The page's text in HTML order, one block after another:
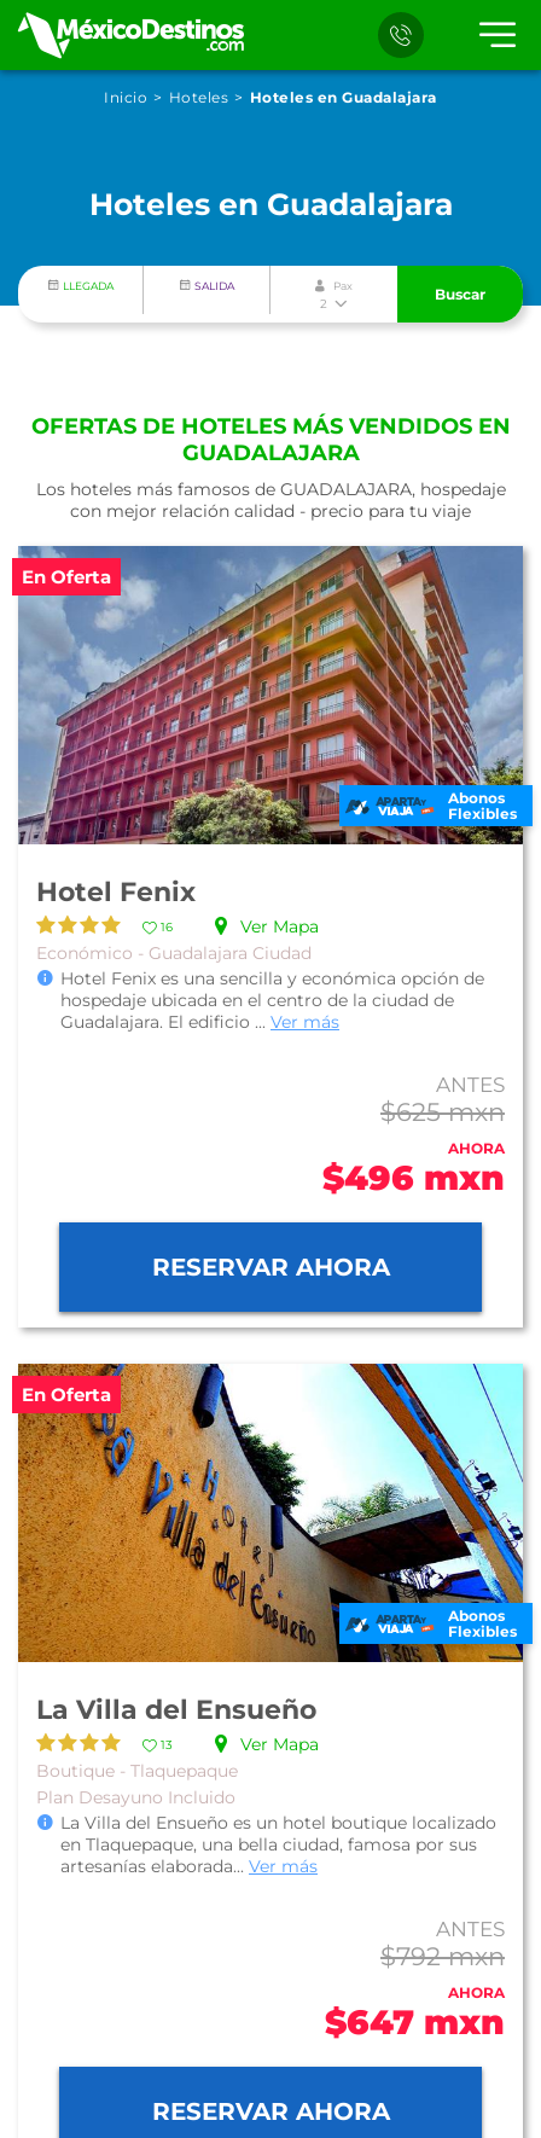
Inicio Hoteles Hoteles en Guadalajara
Hoteles en Guadalajara
LLEGADA SALIDA Pax
2
Buscar
OFERTAS DE HOTELES MÁS VENDIDOS EN
GUADALAJARA
Los hoteles más famosos de GUADALAJARA, hospedaje
con mejor relación calidad - precio para tu viaje
En Oferta
Abonos
Flexibles
Hotel Fenix
16
Ver Mapa
Económico - Guadalajara Ciudad
Hotel Fenix es una sencilla y económica opción de
hospedaje ubicada en el centro de la ciudad de
Guadalajara. El edificio ... Ver más
ANTES
$625 mxn
AHORA
$496 mxn
RESERVAR AHORA
En Oferta
Abonos
Flexibles
La Villa del Ensueño
13
Ver Mapa
Boutique - Tlaquepaque
Plan Desayuno Incluido
La Villa del Ensueño es un hotel boutique localizado
en Tlaquepaque, una bella ciudad, famosa por sus
artesanías elaborada... Ver más
ANTES
$792 mxn
AHORA
$647 mxn
RESERVAR AHORA